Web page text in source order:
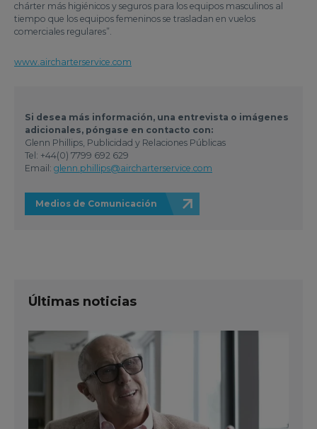
chárter más higiénicos y seguros para los equipos masculinos al
tiempo que los equipos femeninos se trasladan en vuelos
comerciales regulares”.
www.aircharterservice.com
Si desea más información, una entrevista o imágenes
adicionales, póngase en contacto con:
Glenn Phillips, Publicidad y Relaciones Públicas
Tel: +44(0) 7799 692 629
Email: glenn.phillips@aircharterservice.com
Medios de Comunicación
Últimas noticias